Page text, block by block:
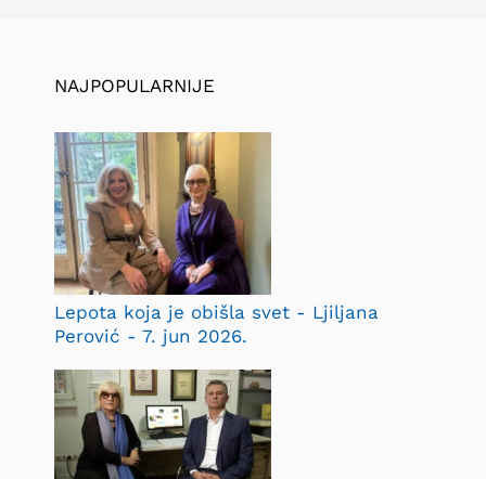
NAJPOPULARNIJE
Lepota koja je obišla svet - Ljiljana
Perović - 7. jun 2026.